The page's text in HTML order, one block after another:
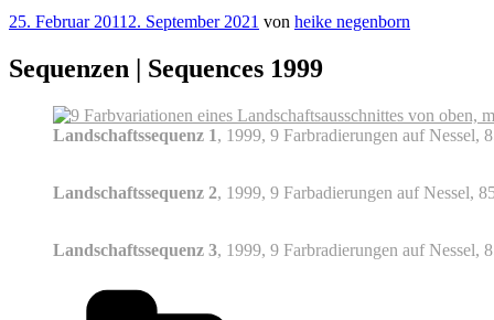
Veröffentlicht
25. Februar 2011 2. September 2021 von heike negenborn
Sequenzen | Sequences 1999
Landschaftssequenz 1, 1999, 9 Farbradierungen auf Nessel,
Landschaftssequenz 2, 1999, 9 Farbadierungen auf Nessel,
Landschaftssequenz 3, 1999, 9 Farbradierungen auf Nessel,